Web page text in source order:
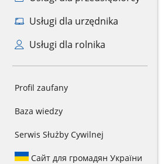
Usługi dla urzędnika
Usługi dla rolnika
Profil zaufany
Baza wiedzy
Serwis Służby Cywilnej
Сайт для громадян України